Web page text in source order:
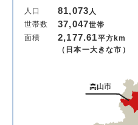
人口 81,073人
世帯数
37,047世帯
面積
2,177.61平方km
（日本一大きな市）